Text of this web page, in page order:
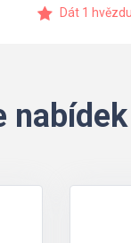
Dát 1 hvězdu